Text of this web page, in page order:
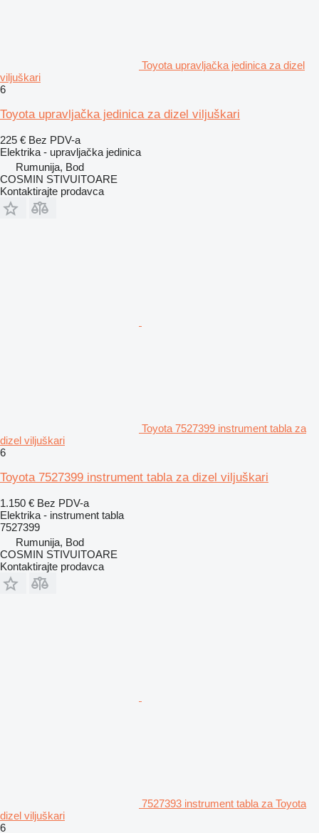
Toyota upravljačka jedinica za dizel
viljuškari
6
Toyota upravljačka jedinica za dizel viljuškari
225 € Bez PDV-a
Elektrika - upravljačka jedinica
Rumunija, Bod
COSMIN STIVUITOARE
Kontaktirajte prodavca
Toyota 7527399 instrument tabla za
dizel viljuškari
6
Toyota 7527399 instrument tabla za dizel viljuškari
1.150 € Bez PDV-a
Elektrika - instrument tabla
7527399
Rumunija, Bod
COSMIN STIVUITOARE
Kontaktirajte prodavca
7527393 instrument tabla za Toyota
dizel viljuškari
6